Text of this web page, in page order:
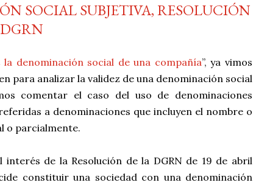
SOCIAL SUBJETIVA, RESOLUCIÓN
la denominación social de una compañía”, ya vimos
para analizar la validez de una denominación social
comentar el caso del uso de denominaciones
a denominaciones que incluyen el nombre o
o parcialmente.
de la Resolución de la DGRN de 19 de abril
constituir una sociedad con una denominación